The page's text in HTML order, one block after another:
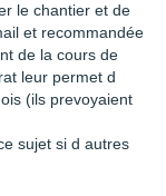
le chantier et de
et recommandée
de la cours de
leur permet d
(ils prevoyaient
sujet si d autres